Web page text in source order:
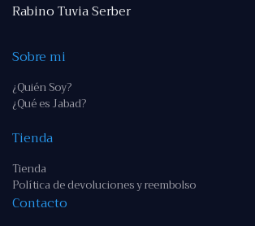
Rabino Tuvia Serber
Sobre mi
¿Quién Soy?
¿Qué es Jabad?
Tienda
Tienda
Política de devoluciones y reembolso
Contacto